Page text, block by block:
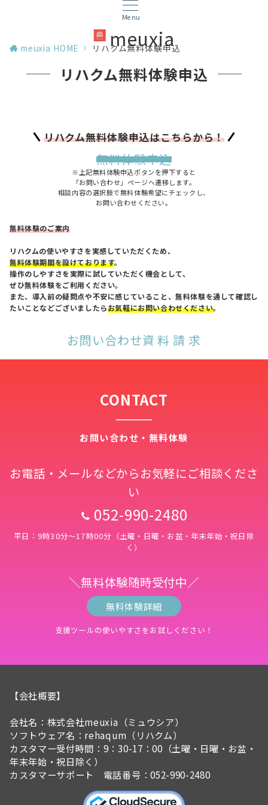
Menu
meuxia
meuxia HOME リハクム無料体験申込
リハクム無料体験申込
リハクム無料体験申込はこちらから！
無料体験申込
※上記無料体験申込ボタンを押下すると
「お問い合わせ」ページへ遷移します。
相談内容の選択肢で無料体験希望にチェックし、
お問い合わせください。
無料体験のご案内
リハクムの使いやすさを実感していただくため、
無料体験期間を設けております。
操作のしやすさを実際に試していただく機会として、
ぜひ無料体験をご利用ください。
また、導入前の疑問点や不安に感じていること、無料体験を通して確認し
たいことなどございましたらお気軽にお問い合わせください。
お問い合わせ資 料 請 求
CONTACT
お問い合わせ・無料体験
お電話・メールなどからお気軽にご相談くださ
い
052-990-2480
平日：9時30分～17時00分（土曜・日曜・お盆・年末年始・祝日除
く）
＼無料体験随時受付中／
無料体験詳細
支援ツールの使いやすさをお試しください！
【会社概要】
会社名：株式会社meuxia（ミュウシア）
ソフトウェア名：rehaqum（リハクム）
カスタマー受付時間：9：30-17：00（土曜・日曜・お盆・
年末年始・祝日除く）
カスタマーサポート 電話番号：052-990-2480